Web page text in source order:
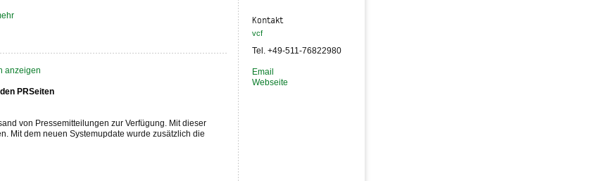
anzeigen
PRSeiten
von Pressemitteilungen zur Verfügung. Mit dieser
Mit dem neuen Systemupdate wurde zusätzlich die
Kontakt
vcf
Tel. +49-511-76822980
Email
Webseite